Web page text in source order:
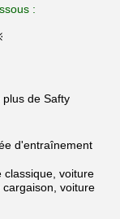
:
de Safty
d'entraînement
voiture
voiture